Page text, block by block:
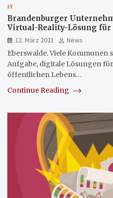
IT
Brandenburger
Virtual-Reality-Lösung für
12. März 2021
News
Eberswalde. Viele Kommunen
Aufgabe, digitale Lösungen
öffentlichen Lebens…
Continue Reading